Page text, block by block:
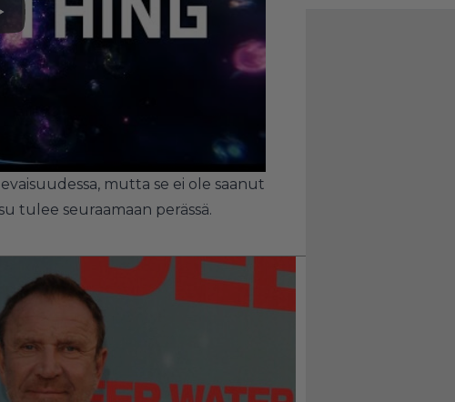
mutta se ei ole saanut
tulee seuraamaan perässä.